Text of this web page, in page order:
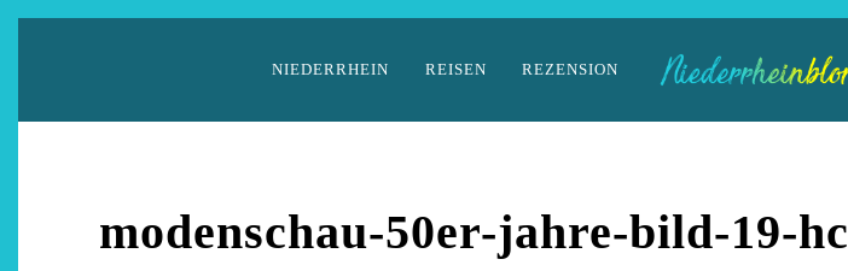
NIEDERRHEIN REISEN REZENSION
modenschau-50er-jahre-bild-19-hc